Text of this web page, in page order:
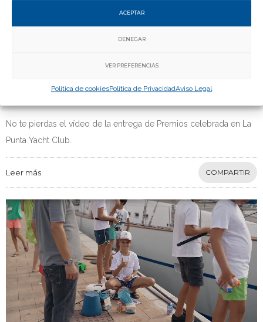
ACEPTAR
DENEGAR
VER PREFERENCIAS
Política de cookiesPolítica de PrivacidadAviso Legal
VÍDEO RESUMEN DE LA 30ª EDICIÓN DEL
CONCURSO DE PESCA DE ALTURA DE
por Pasito Blanco en Novedades
No te pierdas el vídeo de la entrega de Premios celebrada en La
Punta Yacht Club.
Leer más COMPARTIR